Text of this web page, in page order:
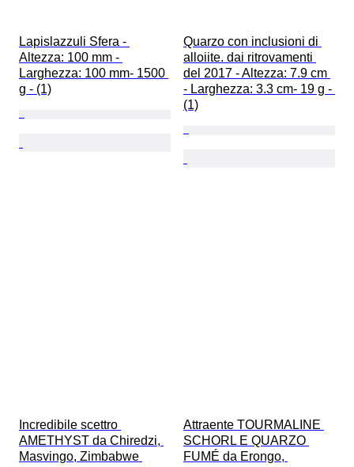
Lapislazzuli Sfera -
Altezza: 100 mm -
Larghezza: 100 mm- 1500
g - (1)
Quarzo con inclusioni di
alloiite. dai ritrovamenti
del 2017 - Altezza: 7.9 cm
- Larghezza: 3.3 cm- 19 g -
(1)
Incredibile scettro
AMETHYST da Chiredzi,
Masvingo, Zimbabwe
Attraente TOURMALINE
SCHORL E QUARZO
FUMÉ da Erongo,